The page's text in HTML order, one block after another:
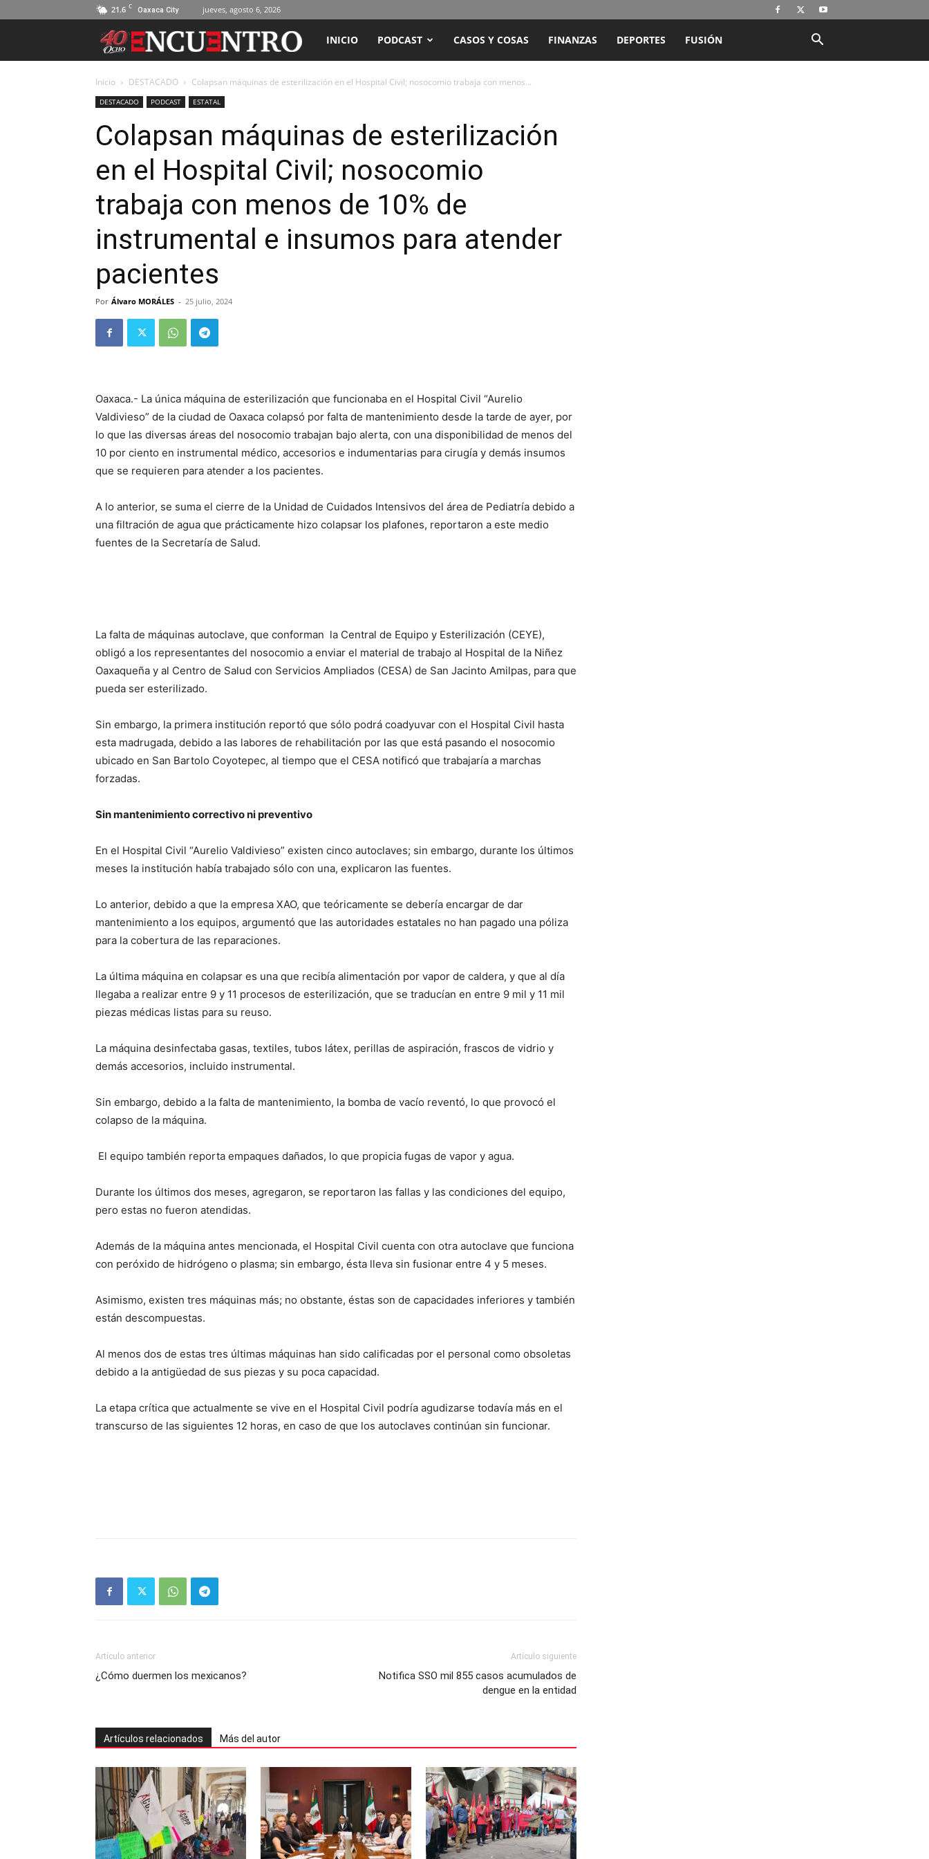
21.6 C Oaxaca City jueves, agosto 6, 2026
ENCUENTRO
RADIO
TELEVISIÓN
INICIO PODCAST CASOS Y COSAS FINANZAS DEPORTES FUSIÓN
Inicio DESTACADO Colapsan máquinas de esterilización en el Hospital Civil; nosocomio trabaja con menos...
DESTACADO PODCAST ESTATAL
Colapsan máquinas de esterilización
en el Hospital Civil; nosocomio
trabaja con menos de 10% de
instrumental e insumos para atender
pacientes
Por Álvaro MORÁLES - 25 julio, 2024
Oaxaca.- La única máquina de esterilización que funcionaba en el Hospital Civil “Aurelio
Valdivieso” de la ciudad de Oaxaca colapsó por falta de mantenimiento desde la tarde de ayer, por
lo que las diversas áreas del nosocomio trabajan bajo alerta, con una disponibilidad de menos del
10 por ciento en instrumental médico, accesorios e indumentarias para cirugía y demás insumos
que se requieren para atender a los pacientes.
A lo anterior, se suma el cierre de la Unidad de Cuidados Intensivos del área de Pediatría debido a
una filtración de agua que prácticamente hizo colapsar los plafones, reportaron a este medio
fuentes de la Secretaría de Salud.
La falta de máquinas autoclave, que conforman la Central de Equipo y Esterilización (CEYE),
obligó a los representantes del nosocomio a enviar el material de trabajo al Hospital de la Niñez
Oaxaqueña y al Centro de Salud con Servicios Ampliados (CESA) de San Jacinto Amilpas, para que
pueda ser esterilizado.
Sin embargo, la primera institución reportó que sólo podrá coadyuvar con el Hospital Civil hasta
esta madrugada, debido a las labores de rehabilitación por las que está pasando el nosocomio
ubicado en San Bartolo Coyotepec, al tiempo que el CESA notificó que trabajaría a marchas
forzadas.
Sin mantenimiento correctivo ni preventivo
En el Hospital Civil “Aurelio Valdivieso” existen cinco autoclaves; sin embargo, durante los últimos
meses la institución había trabajado sólo con una, explicaron las fuentes.
Lo anterior, debido a que la empresa XAO, que teóricamente se debería encargar de dar
mantenimiento a los equipos, argumentó que las autoridades estatales no han pagado una póliza
para la cobertura de las reparaciones.
La última máquina en colapsar es una que recibía alimentación por vapor de caldera, y que al día
llegaba a realizar entre 9 y 11 procesos de esterilización, que se traducían en entre 9 mil y 11 mil
piezas médicas listas para su reuso.
La máquina desinfectaba gasas, textiles, tubos látex, perillas de aspiración, frascos de vidrio y
demás accesorios, incluido instrumental.
Sin embargo, debido a la falta de mantenimiento, la bomba de vacío reventó, lo que provocó el
colapso de la máquina.
El equipo también reporta empaques dañados, lo que propicia fugas de vapor y agua.
Durante los últimos dos meses, agregaron, se reportaron las fallas y las condiciones del equipo,
pero estas no fueron atendidas.
Además de la máquina antes mencionada, el Hospital Civil cuenta con otra autoclave que funciona
con peróxido de hidrógeno o plasma; sin embargo, ésta lleva sin fusionar entre 4 y 5 meses.
Asimismo, existen tres máquinas más; no obstante, éstas son de capacidades inferiores y también
están descompuestas.
Al menos dos de estas tres últimas máquinas han sido calificadas por el personal como obsoletas
debido a la antigüedad de sus piezas y su poca capacidad.
La etapa crítica que actualmente se vive en el Hospital Civil podría agudizarse todavía más en el
transcurso de las siguientes 12 horas, en caso de que los autoclaves continúan sin funcionar.
Artículo anterior
¿Cómo duermen los mexicanos?
Artículo siguiente
Notifica SSO mil 855 casos acumulados de
dengue en la entidad
Artículos relacionados Más del autor